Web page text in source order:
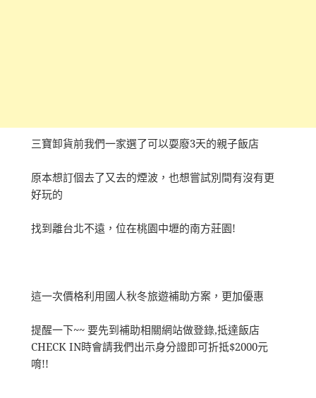
三寶卸貨前我們一家選了可以耍廢3天的親子飯店
原本想訂個去了又去的煙波，也想嘗試別間有沒有更
好玩的
找到離台北不遠，位在桃園中壢的南方莊園!
這一次價格利用國人秋冬旅遊補助方案，更加優惠
提醒一下~~ 要先到補助相關網站做登錄,抵達飯店
CHECK IN時會請我們出示身分證即可折抵$2000元
唷!!